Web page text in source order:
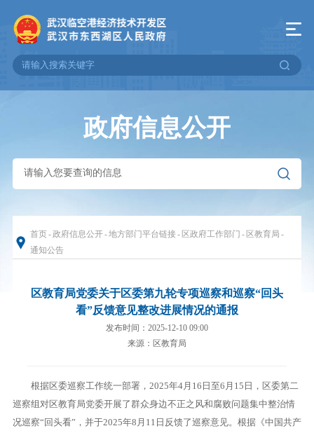
政府信息公开
首页-政府信息公开-地方部门平台链接- 区政府工作部门 - 区教育局 -
通知公告
区教育局党委关于区委第九轮专项巡察和巡察“回头
看”反馈意见整改进展情况的通报
发布时间：2025-12-10 09:00
来源：区教育局
根据区委巡察工作统一部署，2025年4月16日至6月15日，区委第二
巡察组对区教育局党委开展了群众身边不正之风和腐败问题集中整治情
况巡察“回头看”，并于2025年8月11日反馈了巡察意见。根据《中国共产